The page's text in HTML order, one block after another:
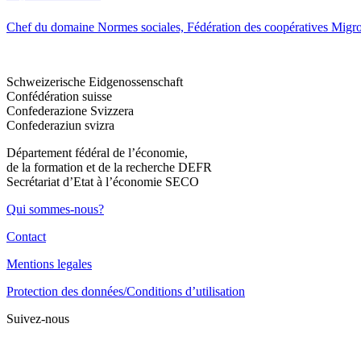
Chef du domaine Normes sociales, Fédération des coopératives
Schweizerische Eidgenossenschaft
Confédération suisse
Confederazione Svizzera
Confederaziun svizra
Département fédéral de l’économie,
de la formation et de la recherche DEFR
Secrétariat d’Etat à l’économie SECO
Qui sommes-nous?
Contact
Mentions legales
Protection des données/Conditions d’utilisation
Suivez-nous